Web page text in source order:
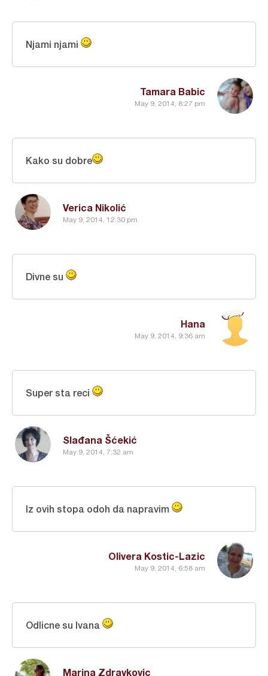
Tamara Babic
May 9, 2014, 8:27 pm
Njami njami
Verica Nikolić
May 9, 2014, 12:30 pm
Kako su dobre
Hana
May 9, 2014, 9:36 am
Divne su
Slađana Šćekić
May 9, 2014, 7:32 am
Super sta reci
Olivera Kostic-Lazic
May 9, 2014, 6:58 am
Iz ovih stopa odoh da napravim
Marina Zdravkovic
Odlicne su Ivana